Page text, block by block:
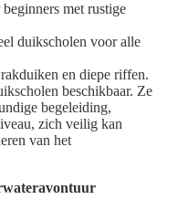
met rustige
duikscholen voor alle
en diepe riffen.
beschikbaar. Ze
begeleiding,
zich veilig kan
van het